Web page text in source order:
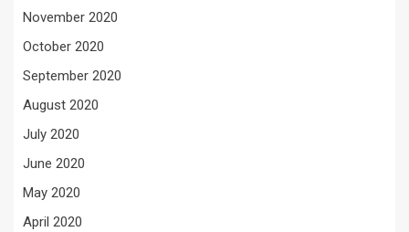
November 2020
October 2020
September 2020
August 2020
July 2020
June 2020
May 2020
April 2020